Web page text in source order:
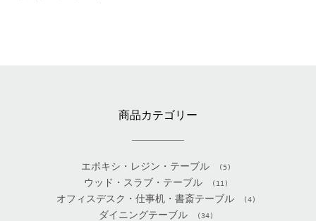
商品カテゴリー
エポキシ・レジン・テーブル (5)
ウッド・スラブ・テーブル (11)
オフィスデスク・仕事机・書斎テーブル (4)
ダイニングテーブル (34)